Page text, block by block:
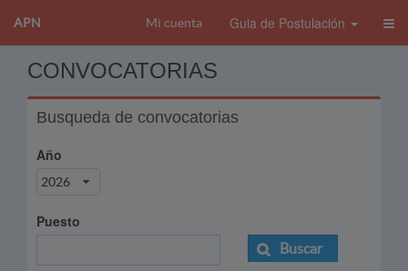
APN Mi cuenta Guia de Postulación
CONVOCATORIAS
Busqueda de convocatorias
Año
2026
Puesto
Buscar